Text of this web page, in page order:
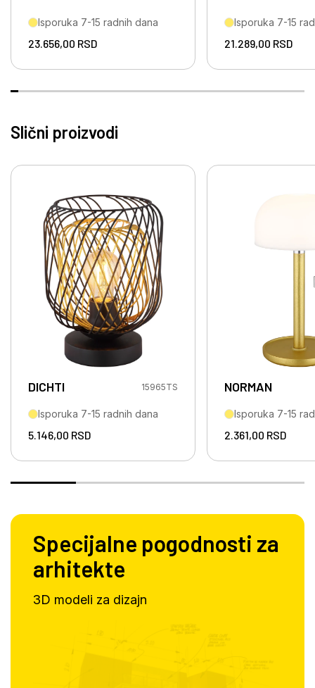
Isporuka 7-15 radnih dana
23.656,00 RSD
Isporuka 7-15
21.289,00 RSD
Slični proizvodi
DICHTI 15965TS
Isporuka 7-15 radnih dana
5.146,00 RSD
NORMAN
Isporuka 7-15
2.361,00 RSD
Specijalne pogodnosti za
arhitekte
3D modeli za dizajn